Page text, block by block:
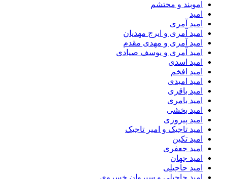
اموبند و محتشم
امید
امید آمری
امید آمری و ایرج مهدیان
امید آمری و مهدی مقدم
امید آمری و یوسف صیادی
امید اسدی
امید افخم
امید امیدی
امید باقری
امید بامری
امید بخشی
امید پیروزی
امید تاجیک و امیر تاجیک
امید تکین
امید جعفری
امید جهان
امید حاجیلی
امید حاجیلی و سیروان خسروی